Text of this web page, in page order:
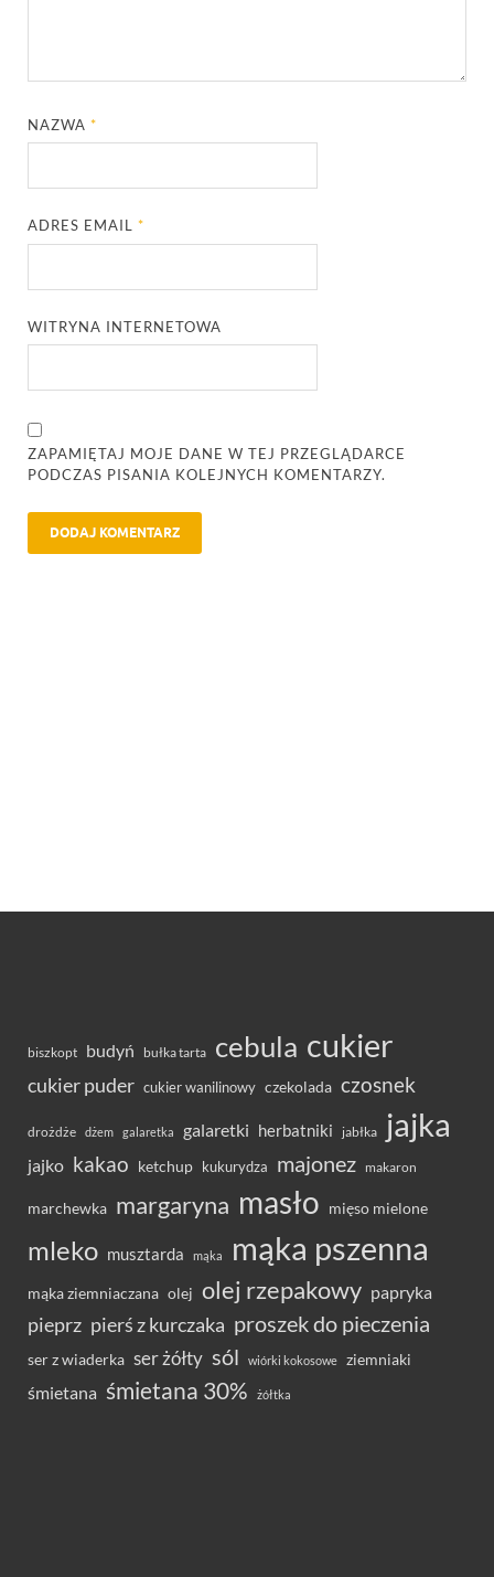
NAZWA*
ADRES EMAIL*
WITRYNA INTERNETOWA
ZAPAMIĘTAJ MOJE DANE W TEJ PRZEGLĄDARCE
PODCZAS PISANIA KOLEJNYCH KOMENTARZY.
biszkopt budyń bułka tarta cebula cukier
cukier puder cukier wanilinowy czekolada czosnek
drożdże dżem galaretka galaretki herbatniki jabłka jajka
jajko kakao ketchup kukurydza majonez makaron
marchewka margaryna masło mięso mielone
mleko musztarda mąka mąka pszenna
mąka ziemniaczana olej olej rzepakowy papryka
pieprz pierś z kurczaka proszek do pieczenia
ser z wiaderka ser żółty sól wiórki kokosowe ziemniaki
śmietana śmietana 30% żółtka